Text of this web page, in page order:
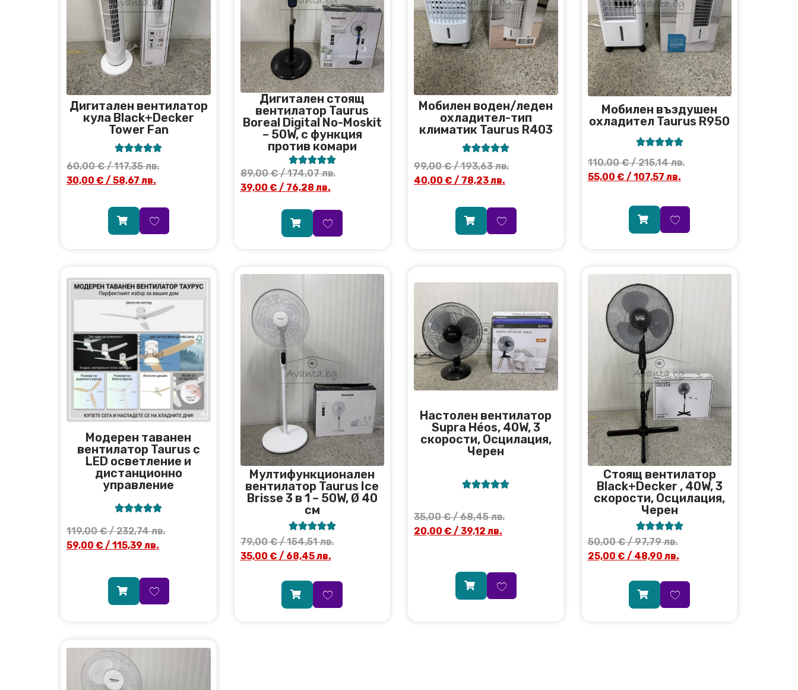
Дигитален вентилатор
кула Black+Decker
Tower Fan

60,00€/ 117,35 лв.
30,00 € / 58,67 лв.
Дигитален стоящ
вентилатор Taurus
Boreal Digital No-Moskit
– 50W, с функция
против комари

89,00€/ 174,07 лв.
39,00 € / 76,28 лв.
Мобилен воден/леден
охладител-тип
климатик Taurus R403

99,00€/ 193,63 лв.
40,00 € / 78,23 лв.
Мобилен въздушен
охладител Taurus R950

110,00€/ 215,14 лв.
55,00 € / 107,57 лв.
Модерен таванен
вентилатор Taurus с
LED осветление и
дистанционно
управление

119,00€/ 232,74 лв.
59,00 € / 115,39 лв.
Мултифункционален
вентилатор Taurus Ice
Brisse 3 в 1 – 50W, Ø 40
см

79,00€/ 154,51 лв.
35,00 € / 68,45 лв.
Настолен вентилатор
Supra Héos, 40W, 3
скорости, Осцилация,
Черен

35,00€/ 68,45 лв.
20,00 € / 39,12 лв.
Стоящ вентилатор
Black+Decker , 40W, 3
скорости, Осцилация,
Черен

50,00€/ 97,79 лв.
25,00 € / 48,90 лв.